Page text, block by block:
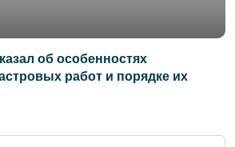
об особенностях
работ и порядке их